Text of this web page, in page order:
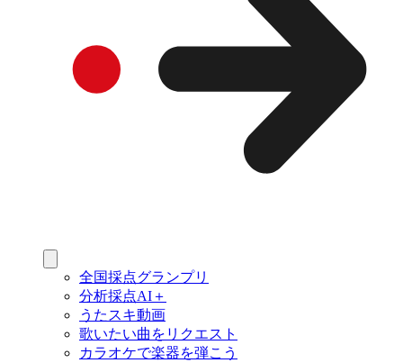
全国採点グランプリ
分析採点AI＋
うたスキ動画
歌いたい曲をリクエスト
カラオケで楽器を弾こう